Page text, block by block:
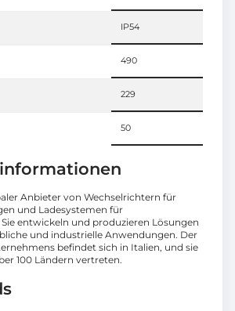
IP54
490
229
50
Anbieter von Wechselrichtern für
und Ladesystemen für
entwickeln und produzieren Lösungen
und industrielle Anwendungen. Der
befindet sich in Italien, und sie
100 Ländern vertreten.